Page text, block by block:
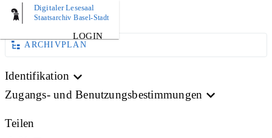
Digitaler Lesesaal
Staatsarchiv Basel-Stadt
LOGIN
AKTE
ARCHIVPLAN
Identifikation
Zugangs- und Benutzungsbestimmungen
Teilen